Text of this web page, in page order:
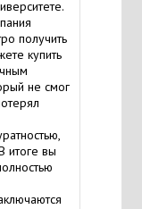
получить
купить
не смог
итоге вы